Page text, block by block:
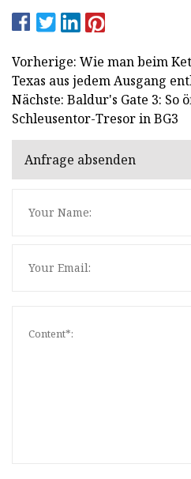
Vorherige: Wie man beim
Texas aus jedem Ausgang
Nächste: Baldur's Gate 3: So
Schleusentor-Tresor in BG3
Anfrage absenden